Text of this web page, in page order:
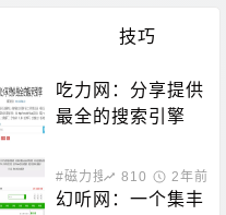
技巧
吃力网：分享提供
最全的搜索引擎
#磁力搜索810 2年前
幻听网：一个集丰